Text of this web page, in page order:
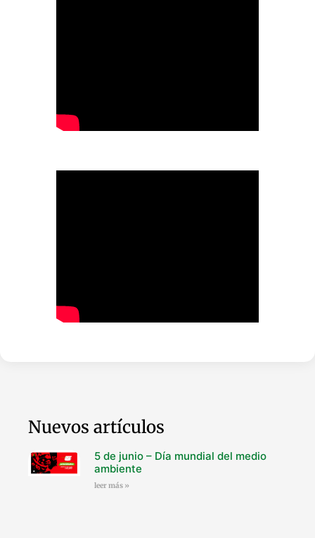
Nuevos artículos
5 de junio – Día mundial del medio
ambiente
leer más »